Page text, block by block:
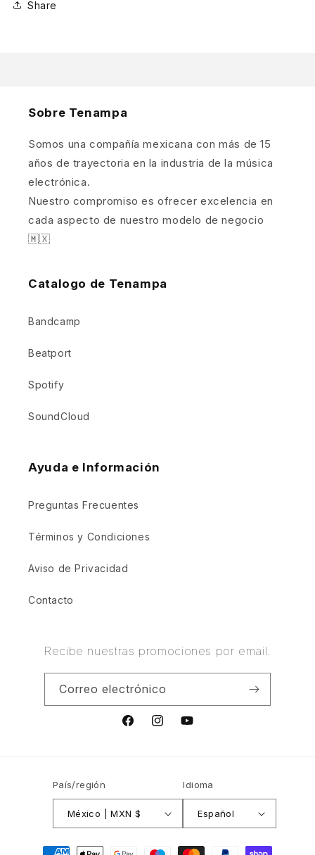
Share
Sobre Tenampa
Somos una compañía mexicana con más de 15
años de trayectoria en la industria de la música
electrónica.
Nuestro compromiso es ofrecer excelencia en
cada aspecto de nuestro modelo de negocio
🇲🇽
Catalogo de Tenampa
Bandcamp
Beatport
Spotify
SoundCloud
Ayuda e Información
Preguntas Frecuentes
Términos y Condiciones
Aviso de Privacidad
Contacto
Recibe nuestras promociones por email.
Correo electrónico
FacebookInstagramYouTube
País/región
México | MXN $
Idioma
Español
Formas